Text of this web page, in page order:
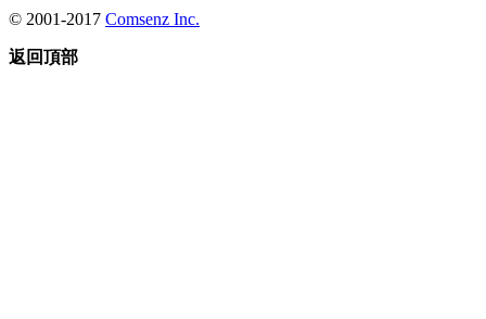
© 2001-2017 Comsenz Inc.
返回頂部